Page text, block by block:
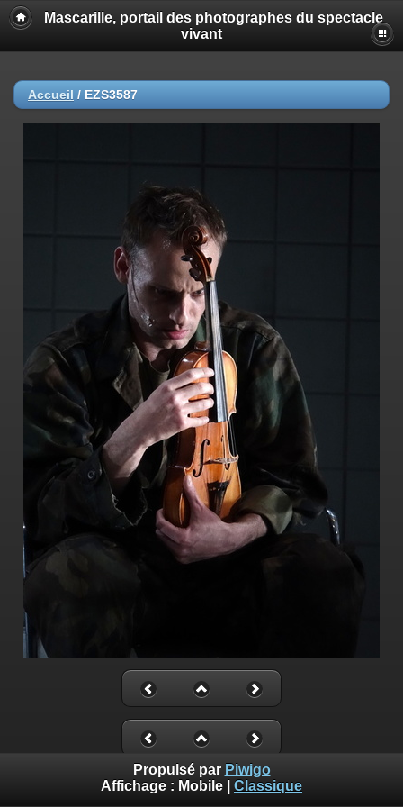
Mascarille, portail des photographes du spectacle
vivant
Accueil / EZS3587
Propulsé par Piwigo
Affichage : Mobile Classique